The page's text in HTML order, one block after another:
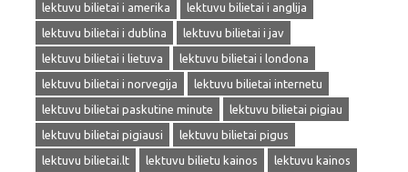
lektuvu bilietai i amerika
lektuvu bilietai i anglija
lektuvu bilietai i dublina
lektuvu bilietai i jav
lektuvu bilietai i lietuva
lektuvu bilietai i londona
lektuvu bilietai i norvegija
lektuvu bilietai internetu
lektuvu bilietai paskutine minute
lektuvu bilietai pigiau
lektuvu bilietai pigiausi
lektuvu bilietai pigus
lektuvu bilietai.lt
lektuvu bilietu kainos
lektuvu kainos